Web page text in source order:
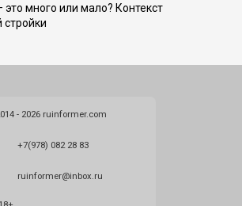
много или мало? Контекст
стройки
- 2026 ruinformer.com
+7(978) 082 28 83
ruinformer@inbox.ru